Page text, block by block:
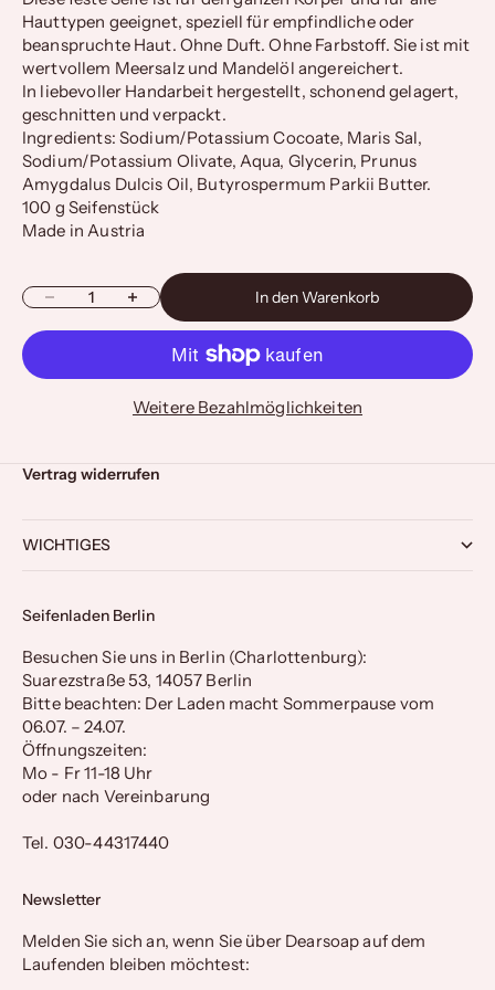
Hauttypen geeignet, speziell für empfindliche oder
beanspruchte Haut. Ohne Duft. Ohne Farbstoff. Sie ist mit
wertvollem Meersalz und Mandelöl angereichert.
In liebevoller Handarbeit hergestellt, schonend gelagert,
geschnitten und verpackt.
Ingredients: Sodium/Potassium Cocoate, Maris Sal,
Sodium/Potassium Olivate, Aqua, Glycerin, Prunus
Amygdalus Dulcis Oil, Butyrospermum Parkii Butter.
100 g Seifenstück
Made in Austria
Anzahl verringernAnzahl erhöhen In den Warenkorb
Weitere Bezahlmöglichkeiten
Vertrag widerrufen
WICHTIGES
Seifenladen Berlin
Besuchen Sie uns in Berlin (Charlottenburg):
Suarezstraße 53, 14057 Berlin
Bitte beachten: Der Laden macht Sommerpause vom
06.07. – 24.07.
Öffnungszeiten:
Mo - Fr 11-18 Uhr
oder nach Vereinbarung
Tel. 030-44317440
Newsletter
Melden Sie sich an, wenn Sie über Dearsoap auf dem
Laufenden bleiben möchtest: